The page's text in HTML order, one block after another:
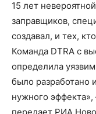
15 лет
заправщиков,
создавал, и тех,
Команда DTRA с
определила
было разработано
нужного